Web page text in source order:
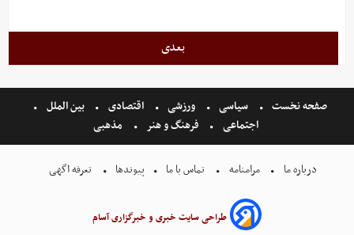
بعدی
صفحه نخست سیاسی ورزشی اقتصادی
بین الملل
اجتماعی
فرهنگ و هنر مذهبی
درباره ما مرامنامه تماس با ما پیوندها تعرفه اگهی
طراحی سایت خبری و خبرگزاری آسام